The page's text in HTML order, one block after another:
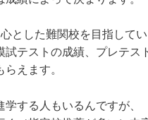
とした難関校を目指してい
試テストの成績、プレテス
えます。
する人もいるんですが、